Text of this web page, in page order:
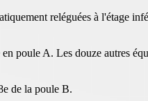
reléguées à l'étage
poule A. Les douze autres
de la poule B.